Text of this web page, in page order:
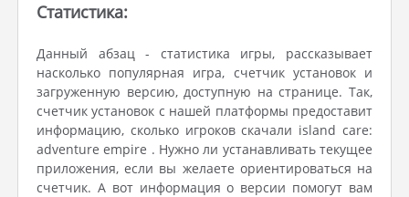
Статистика:
Данный абзац - статистика игры, рассказывает
насколько популярная игра, счетчик установок и
загруженную версию, доступную на странице. Так,
счетчик установок с нашей платформы предоставит
информацию, сколько игроков скачали island care:
adventure empire . Нужно ли устанавливать текущее
приложения, если вы желаете ориентироваться на
счетчик. А вот информация о версии помогут вам